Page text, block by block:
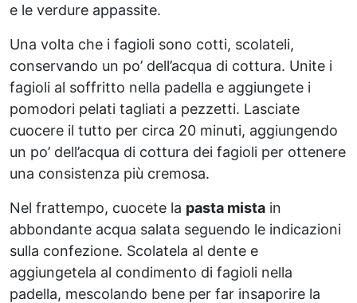
e le verdure appassite.
Una volta che i fagioli sono cotti, scolateli,
conservando un po’ dell’acqua di cottura. Unite i
fagioli al soffritto nella padella e aggiungete i
pomodori pelati tagliati a pezzetti. Lasciate
cuocere il tutto per circa 20 minuti, aggiungendo
un po’ dell’acqua di cottura dei fagioli per ottenere
una consistenza più cremosa.
Nel frattempo, cuocete la pasta mista in
abbondante acqua salata seguendo le indicazioni
sulla confezione. Scolatela al dente e
aggiungetela al condimento di fagioli nella
padella, mescolando bene per far insaporire la